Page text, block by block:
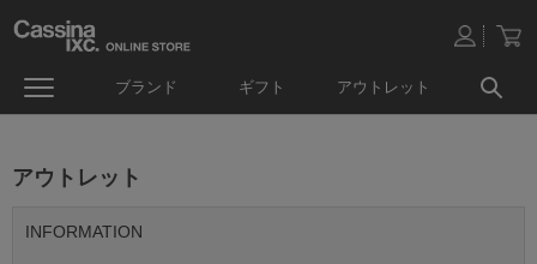
ブランド ギフト アウトレット
アウトレット
INFORMATION